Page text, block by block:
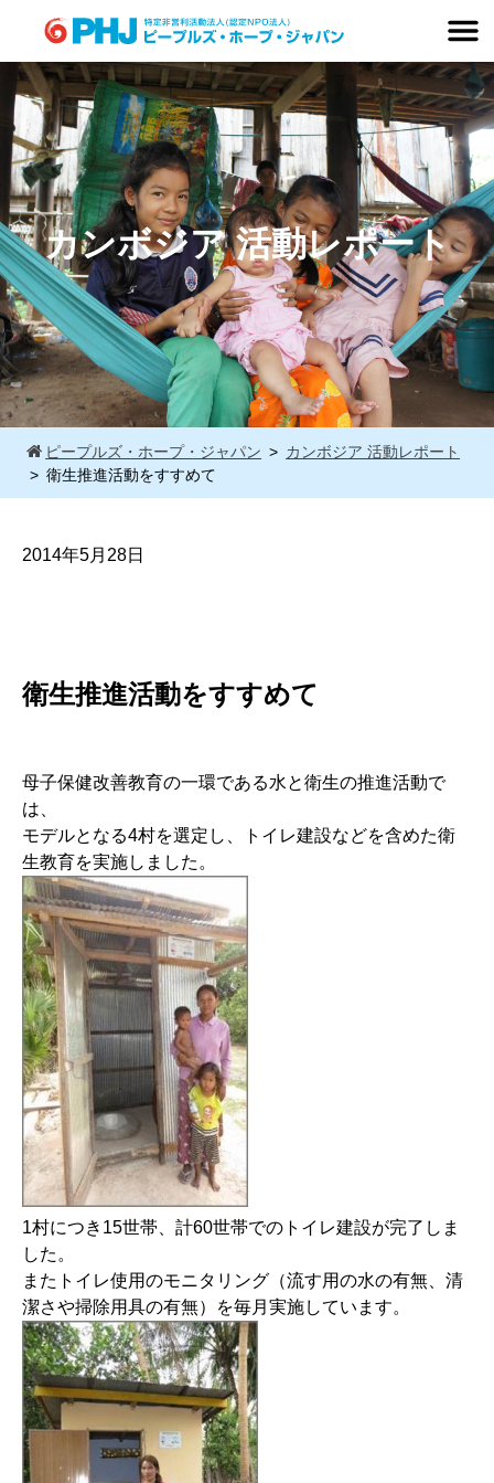
content
カンボジア 活動レポート
ピープルズ・ホープ・ジャパン
カンボジア 活動レポート
衛生推進活動をすすめて
2014年5月28日
衛生推進活動をすすめて
母子保健改善教育の一環である水と衛生の推進活動で
は、
モデルとなる4村を選定し、トイレ建設などを含めた衛
生教育を実施しました。
1村につき15世帯、計60世帯でのトイレ建設が完了しま
した。
またトイレ使用のモニタリング（流す用の水の有無、清
潔さや掃除用具の有無）を毎月実施しています。